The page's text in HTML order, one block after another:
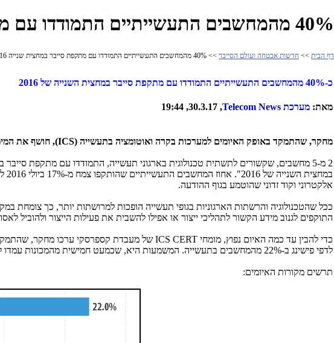
40% מהמחשבים התעשייתיים התמודדו עם מתקפת סייבר במחצית שנייה 2016
דף הבית >> חדשות אבטחה ועולם הסייבר >> 40% מהמחשבים התעשייתיים התמודדו עם מתקפת סייבר במחצית שנייה 2016
כ-40% מהמחשבים התעשייתיים התמודדו עם מתקפת סייבר במחצית השנייה של 2016
מאת: מערכת Telecom News
, 30.3.17, 19:44
מחקר, שהתמקד באופק האיומים למערכות בקרה ואוטומציה בתעשייה (ICS), חושף את
אלקטרוני וקוד זדוני שהוטמע בגוף ההודעה.
ככל שהטכנולוגיה והרשתות הארגוניות בגופי תעשייה הופכות למרושתות יותר, כך צומחת
התוקפים לגנוב מידע הקשור לתהליכי ייצור או אפילו להשבית את פעילות הייצור ולהוביל לאסון
כדי להבין עד כמה האיום נפוץ, מומחי ICS CERT של מעבדת קספרסקי ערכו מחקר,
לדפי פישינג ב-22% מהמחשבים בתעשייה. המשמעות היא, שכמעט חמישית מהמכונות עמדו לפחות פעם אחת בפני סיכון להדבקה או לגניבת הרשאות דרך האינטרנט.
תרשים מקורות האיומים: